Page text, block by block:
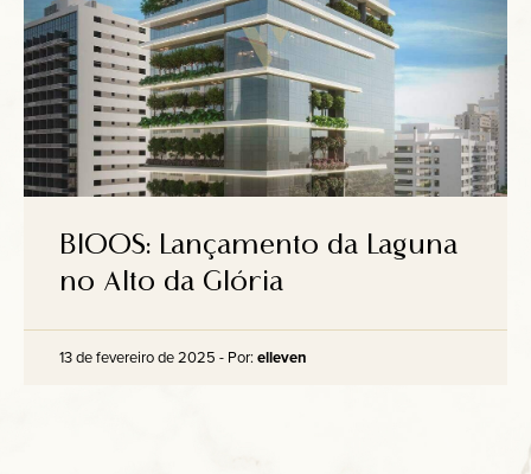
BIOOS: Lançamento da Laguna
no Alto da Glória
13 de fevereiro de 2025 - Por: elleven